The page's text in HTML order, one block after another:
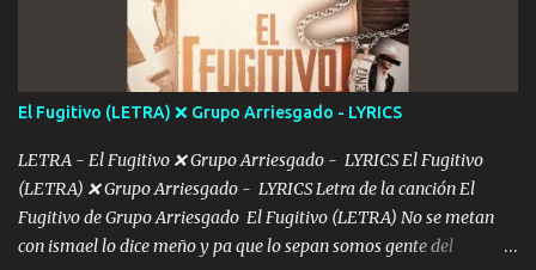
más Si te sientes sola no me llames porfa Me pongo sencible e
imagino tu sombra Clase azul es el tequila e interior la ropa Clip
cap la champagne el polvo es color rosa Me contacto un ángel eres
tú mi hermosa La que me alegra los días y sigo tomando Y
pensar... Que tú ya no vas a estar Pasarán... Solito me dejaras
Intentar... ...
El Fugitivo (LETRA) ❌ Grupo Arriesgado - LYRICS
LETRA - El Fugitivo ❌ Grupo Arriesgado - LYRICS El Fugitivo
(LETRA) ❌ Grupo Arriesgado - LYRICS Letra de la canción El
Fugitivo de Grupo Arriesgado El Fugitivo (LETRA) No se metan
con ismael lo dice meño y pa que lo sepan somos gente del